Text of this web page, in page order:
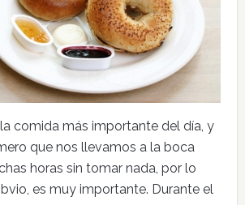
comida más importante del día, y
que nos llevamos a la boca
horas sin tomar nada, por lo
es muy importante. Durante el